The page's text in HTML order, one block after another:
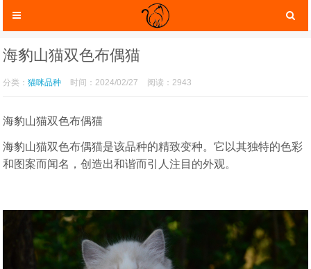
咪服装 猫咪玩具
海豹山猫双色布偶猫
分类：猫咪品种 时间：2024/02/27 阅读：2943
海豹山猫双色布偶猫
海豹山猫双色布偶猫是该品种的精致变种。它以其独特的色彩
和图案而闻名，创造出和谐而引人注目的外观。